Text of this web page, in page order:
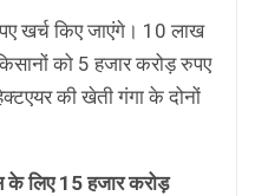
खर्च किए जाएंगे। 10 लाख
को 5 हजार करोड़ रुपए
की खेती गंगा के दोनों
के लिए 15 हजार करोड़